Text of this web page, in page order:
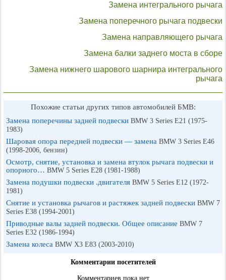
Замена интегрального рычага
Замена поперечного рычага подвески
Замена направляющего рычага
Замена балки заднего моста в сборе
Замена нижнего шарового шарнира интегрального
рычага
Похожие статьи других типов автомобилей БМВ:
Замена поперечины задней подвески BMW 3 Series E21 (1975-
1983)
Шаровая опора передней подвески — замена BMW 3 Series E46
(1998-2006, бензин)
Осмотр, снятие, установка и замена втулок рычага подвески и
опорного… BMW 5 Series E28 (1981-1988)
Замена подушки подвески .двигателя BMW 5 Series E12 (1972-
1981)
Снятие и установка рычагов и растяжек задней подвески BMW 7
Series E38 (1994-2001)
Приводные валы задней подвески. Общее описание BMW 7
Series E32 (1986-1994)
Замена колеса BMW X3 E83 (2003-2010)
Комментарии посетителей
Комментариев пока нет